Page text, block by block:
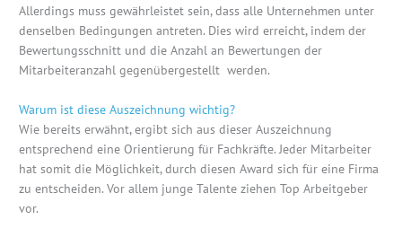
Allerdings muss gewährleistet sein, dass alle Unternehmen unter
denselben Bedingungen antreten. Dies wird erreicht, indem der
Bewertungsschnitt und die Anzahl an Bewertungen der
Mitarbeiteranzahl gegenübergestellt werden.
Warum ist diese Auszeichnung wichtig?
Wie bereits erwähnt, ergibt sich aus dieser Auszeichnung
entsprechend eine Orientierung für Fachkräfte. Jeder Mitarbeiter
hat somit die Möglichkeit, durch diesen Award sich für eine Firma
zu entscheiden. Vor allem junge Talente ziehen Top Arbeitgeber
vor.